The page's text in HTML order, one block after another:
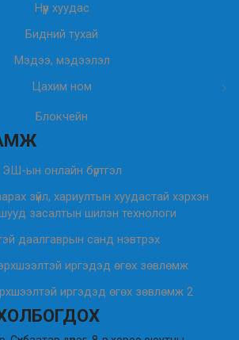
Нүүр хуудас
Бидний тухай
Мэдээ, мэдээлэл
Цахим ном
Блокчейн
ЭШ-ын онлайн бүртгэл
зүйл, хариултын хуудастай хэрхэн
засалтын шилэн технологи
даалгаврын санд нэвтрэх
иргэдэд өгөх зөвлөмж
иргэдэд өгөх зөвлөмж 2